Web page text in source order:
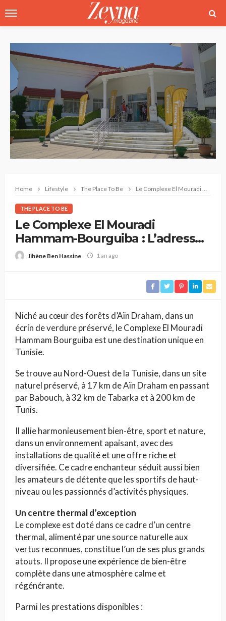
Home Lifestyle The Place To Be Le Complexe El Mouradi Hammam-Bourguiba : L’adresse idéale pour se ressourcer
THE PLACE TO BE
Le Complexe El Mouradi
Hammam-Bourguiba : L’adresse
idéale pour se ressourcer
Jihène Ben Hassine 1 an ago
Niché au cœur des forêts d’Aïn Draham, dans un
écrin de verdure préservé, le Complexe El Mouradi
Hammam Bourguiba est une destination unique en
Tunisie.
Se trouve au Nord-Ouest de la Tunisie, dans un site
naturel préservé, à 17 km de Aïn Draham en passant
par Babouch, à 32 km de Tabarka et à 200 km de
Tunis.
Il allie harmonieusement bien-être, sport et nature,
dans un environnement apaisant, avec des
installations de qualité et une offre riche et
diversifiée. Ce cadre enchanteur séduit aussi bien
les amateurs de détente que les sportifs de haut-
niveau ou les passionnés d’activités physiques.
Un centre thermal d’exception
Le complexe est doté dans ce cadre d’un centre
thermal, alimenté par une source naturelle aux
vertus reconnues, constitue l’un de ses plus grands
atouts. Il propose une expérience de bien-être
complète dans une atmosphère calme et
régénérante.
Parmi les prestations disponibles :